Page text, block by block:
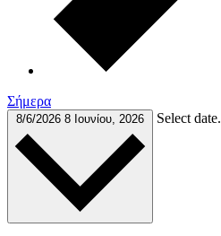
Σήμερα
8/6/2026 8 Ιουνίου, 2026 Select date.